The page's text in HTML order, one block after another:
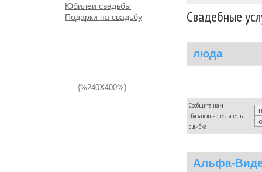
Юбилеи свадьбы
Подарки на свадьбу
{%240X400%}
Свадебные
люда
Сообщите нам
обязательно, если есть
ошибка:
Альфа-